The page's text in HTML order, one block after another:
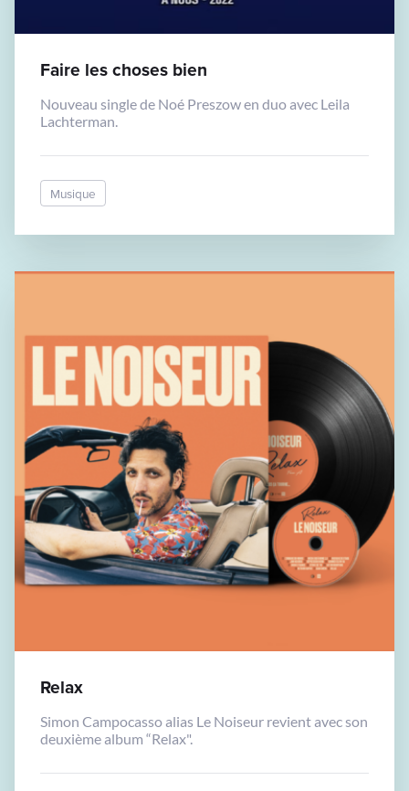
Faire les choses bien
Nouveau single de Noé Preszow en duo avec Leila
Lachterman.
Musique
Relax
Simon Campocasso alias Le Noiseur revient avec son
deuxième album “Relax".